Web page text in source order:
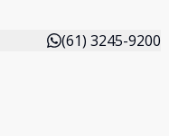
(61) 3245-9200